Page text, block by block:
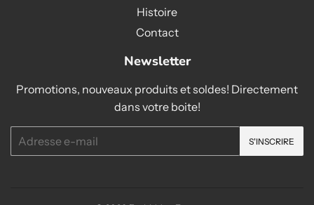
Histoire
Contact
Newsletter
Promotions, nouveaux produits et soldes! Directement
dans votre boite!
mails
S'INSCRIRE